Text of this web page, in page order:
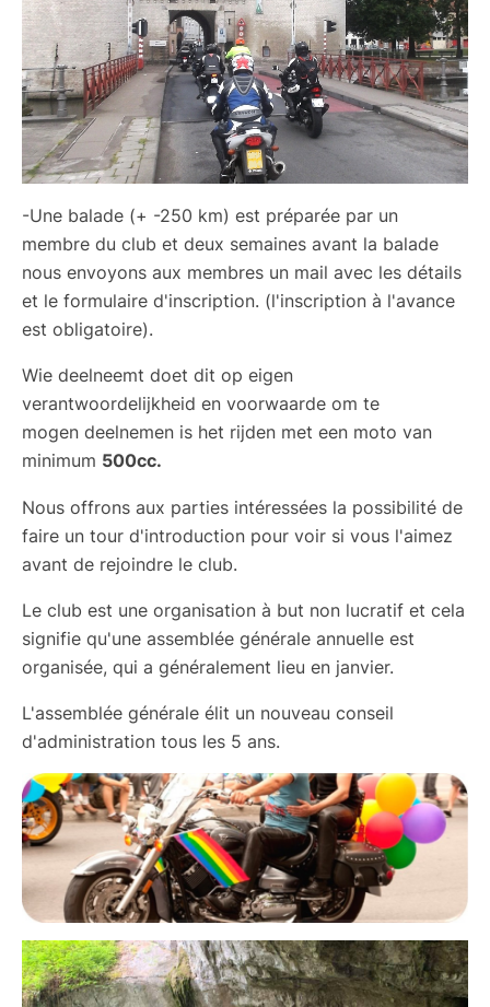
-Une balade (+ -250 km) est préparée par un
membre du club et deux semaines avant la balade
nous envoyons aux membres un mail avec les détails
et le formulaire d'inscription. (l'inscription à l'avance
est obligatoire).
Wie deelneemt doet dit op eigen
verantwoordelijkheid en voorwaarde om te
mogen deelnemen is het rijden met een moto van
minimum 500cc.
Nous offrons aux parties intéressées la possibilité de
faire un tour d'introduction pour voir si vous l'aimez
avant de rejoindre le club.
Le club est une organisation à but non lucratif et cela
signifie qu'une assemblée générale annuelle est
organisée, qui a généralement lieu en janvier.
L'assemblée générale élit un nouveau conseil
d'administration tous les 5 ans.